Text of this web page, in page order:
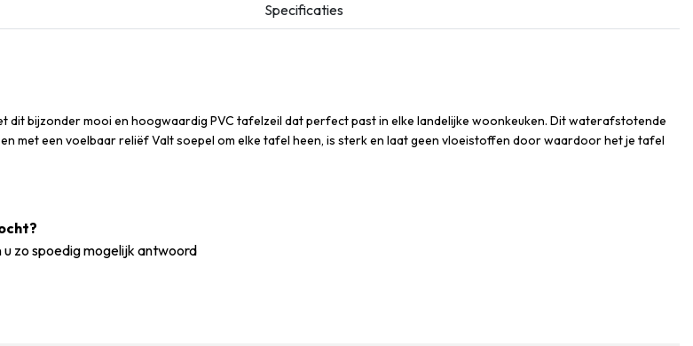
Specificaties
dit bijzonder mooi en hoogwaardig PVC tafelzeil dat perfect past in elke landelijke woonkeuken. Dit waterafstotende
met een voelbaar reliëf Valt soepel om elke tafel heen, is sterk en laat geen vloeistoffen door waardoor het je tafel
u zo spoedig mogelijk antwoord